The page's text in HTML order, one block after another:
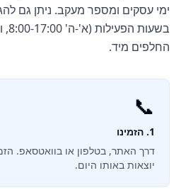
ימי עסקים ומספר מעקב. ניתן גם
החלפים מיד.
📞
1. הזמינו
יוצאות באותו היום.